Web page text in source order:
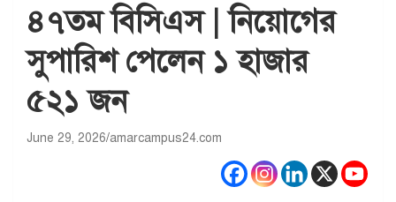
৪৭তম বিসিএস | নিয়োগের
সুপারিশ পেলেন ১ হাজার
৫২১ জন
June 29, 2026 amarcampus24.com